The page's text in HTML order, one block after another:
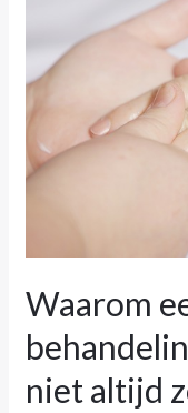
Waarom
niet altijd
cosmetische
behandeling
in
buitenland
niet
idee
is